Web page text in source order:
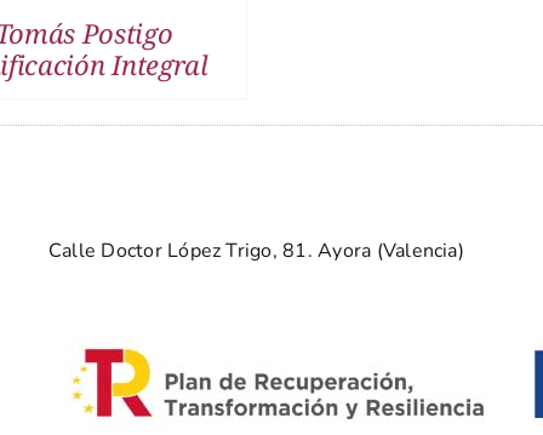
Postigo
Integral
Calle Doctor López Trigo, 81. Ayora (Valencia)